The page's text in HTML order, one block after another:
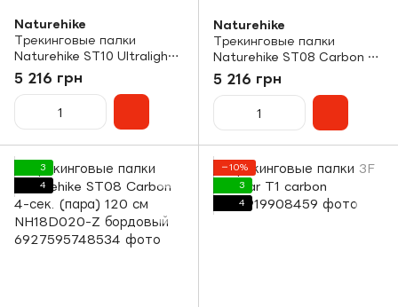
Naturehike
Трекинговые палки
Naturehike ST10 Ultralight
110 см (пара) NH19S010-T
5 216 грн
Naturehike
Трекинговые палки
Naturehike ST08 Carbon 4-
сек. (пара) 110 см
NH18D020-Z бордовый
5 216 грн
3
4
−10%
3
4